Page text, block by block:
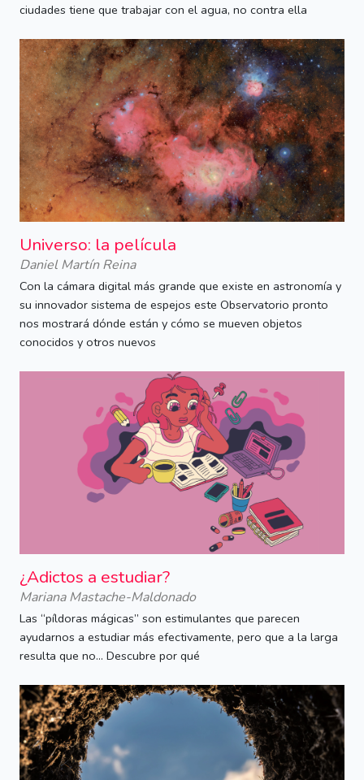
ciudades tiene que trabajar con el agua, no contra ella
Universo: la película
Daniel Martín Reina
Con la cámara digital más grande que existe en astronomía y
su innovador sistema de espejos este Observatorio pronto
nos mostrará dónde están y cómo se mueven objetos
conocidos y otros nuevos
¿Adictos a estudiar?
Mariana Mastache-Maldonado
Las “píldoras mágicas” son estimulantes que parecen
ayudarnos a estudiar más efectivamente, pero que a la larga
resulta que no... Descubre por qué